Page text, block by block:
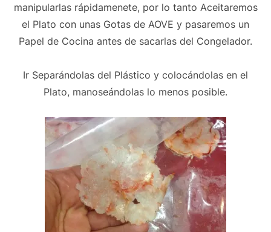
manipularlas rápidamenete, por lo tanto Aceitaremos
el Plato con unas Gotas de AOVE y pasaremos un
Papel de Cocina antes de sacarlas del Congelador.
Ir Separándolas del Plástico y colocándolas en el
Plato, manoseándolas lo menos posible.